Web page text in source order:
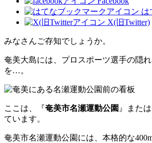
は
X(旧Twitter)
みなさんご存知でしょうか。
奄美大島には、プロスポーツ選手の隠
を…。
ここは、『奄美市名瀬運動公園 』また
ています。
奄美市名瀬運動公園には、 本格的な